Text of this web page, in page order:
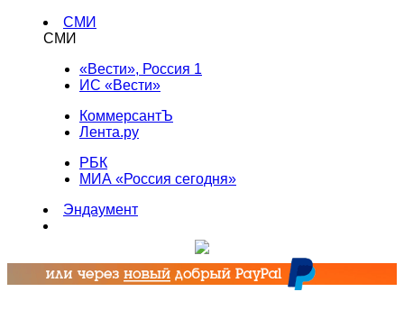
СМИ
СМИ
«Вести», Россия 1
ИС «Вести»
КоммерсантЪ
Лента.ру
РБК
МИА «Россия сегодня»
Эндаумент